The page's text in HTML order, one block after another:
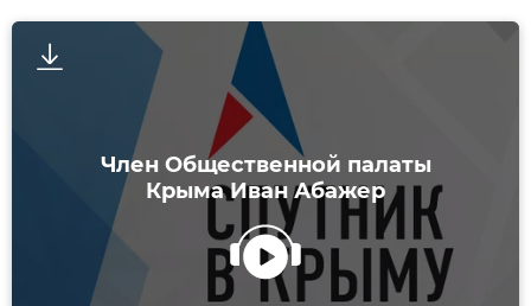
Член Общественной палаты
Крыма Иван Абажер